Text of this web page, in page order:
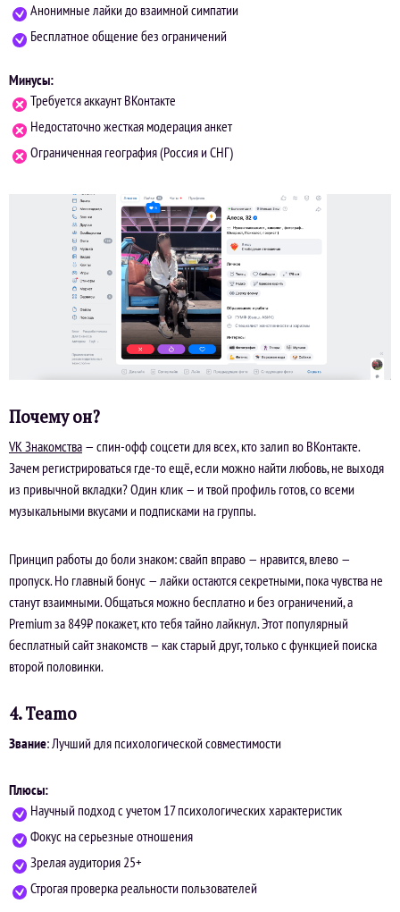
Анонимные лайки до взаимной симпатии
Бесплатное общение без ограничений
Минусы:
Требуется аккаунт ВКонтакте
Недостаточно жесткая модерация анкет
Ограниченная география (Россия и СНГ)
Почему он?
VK Знакомства — спин-офф соцсети для всех, кто залип во ВКонтакте.
Зачем регистрироваться где-то ещё, если можно найти любовь, не выходя
из привычной вкладки? Один клик — и твой профиль готов, со всеми
музыкальными вкусами и подписками на группы.
Принцип работы до боли знаком: свайп вправо — нравится, влево —
пропуск. Но главный бонус — лайки остаются секретными, пока чувства не
станут взаимными. Общаться можно бесплатно и без ограничений, а
Premium за 849₽ покажет, кто тебя тайно лайкнул. Этот популярный
бесплатный сайт знакомств — как старый друг, только с функцией поиска
второй половинки.
4. Teamo
Звание: Лучший для психологической совместимости
Плюсы:
Научный подход с учетом 17 психологических характеристик
Фокус на серьезные отношения
Зрелая аудитория 25+
Строгая проверка реальности пользователей